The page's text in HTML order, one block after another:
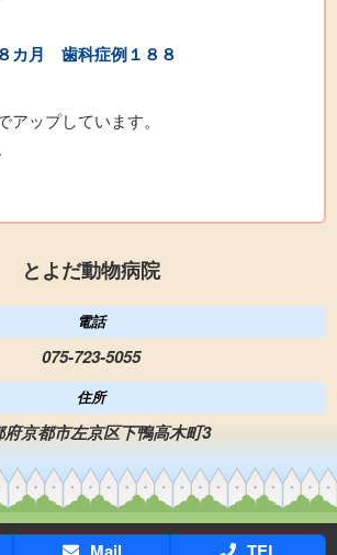
カ月 歯科症例１８ ８
ップしています。
とよだ動物病院
電話
075-723-5055
住所
京都市左京区下鴨高木町3